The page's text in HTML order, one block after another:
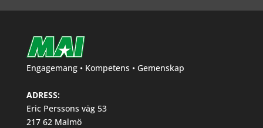
Engagemang • Kompetens • Gemenskap
ADRESS:
Eric Perssons väg 53
217 62 Malmö